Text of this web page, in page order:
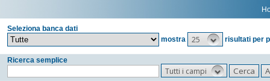
Seleziona banca dati
mostra
25 risultati per
Ricerca semplice
Tutti i campi